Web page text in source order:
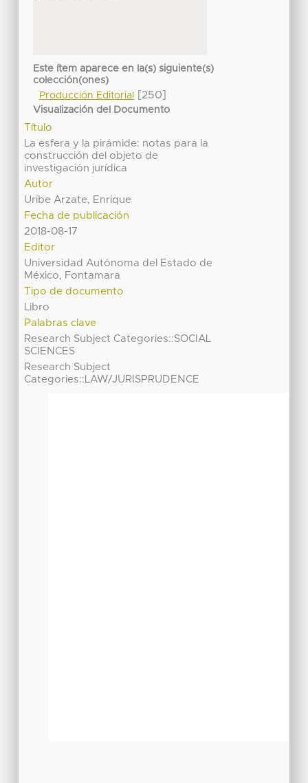
Este ítem aparece en la(s) siguiente(s)
colección(ones)
Producción Editorial[250]
Visualización del Documento
Título
La esfera y la pirámide: notas para la
construcción del objeto de
investigación jurídica
Autor
Uribe Arzate, Enrique
Fecha de publicación
2018-08-17
Editor
Universidad Autónoma del Estado de
México, Fontamara
Tipo de documento
Libro
Palabras clave
Research Subject Categories::SOCIAL
SCIENCES
Research Subject
Categories::LAW/JURISPRUDENCE